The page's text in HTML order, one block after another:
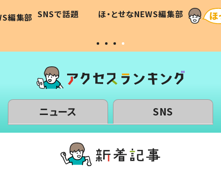
編集部
作り続ける理由とは #令和の親
#令和の子
SNSで話題 ほ・とせなNEWS編集部 「涙が
い」
ニュース SNS